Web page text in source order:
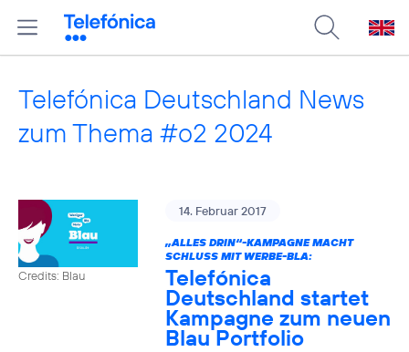
Telefónica Deutschland News
zum Thema #o2 2024
Credits: Blau
14. Februar 2017
„ALLES DRIN“-KAMPAGNE MACHT
SCHLUSS MIT WERBE-BLA:
Telefónica
Deutschland startet
Kampagne zum neuen
Blau Portfolio